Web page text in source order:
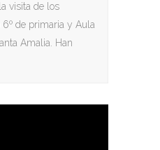
visita de los
de primaria y Aula
Amalia. Han